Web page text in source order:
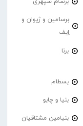
برسامین و ژیوان و
اِیف
برنا
بسطام
بنیا و چابو
بنیامین مشتاقیان